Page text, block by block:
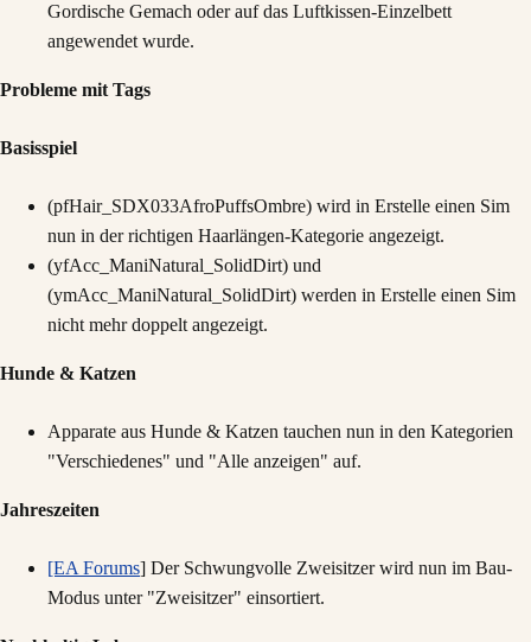
Gordische Gemach oder auf das Luftkissen-Einzelbett
angewendet wurde.
Probleme mit Tags
Basisspiel
(pfHair_SDX033AfroPuffsOmbre) wird in Erstelle einen Sim
nun in der richtigen Haarlängen-Kategorie angezeigt.
(yfAcc_ManiNatural_SolidDirt) und
(ymAcc_ManiNatural_SolidDirt) werden in Erstelle einen Sim
nicht mehr doppelt angezeigt.
Hunde & Katzen
Apparate aus Hunde & Katzen tauchen nun in den Kategorien
"Verschiedenes" und "Alle anzeigen" auf.
Jahreszeiten
[EA Forums] Der Schwungvolle Zweisitzer wird nun im Bau-
Modus unter "Zweisitzer" einsortiert.